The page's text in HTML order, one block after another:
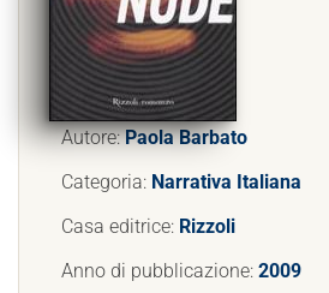
Autore:Paola Barbato
Categoria: Narrativa Italiana
Casa editrice: Rizzoli
Anno di pubblicazione: 2009